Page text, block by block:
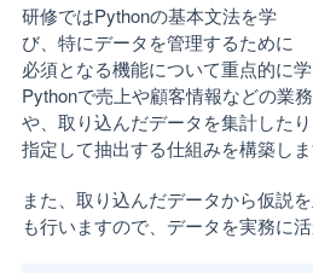
研修ではPythonの基本文法を学
び、特にデータを管理するために
必須となる機能について重点的に学
Pythonで売上や顧客情報などの業
や、取り込んだデータを集計した
指定して抽出する仕組みを構築しま
また、取り込んだデータから仮説
も行いますので、データを実務に